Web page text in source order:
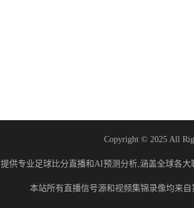
Copyright © 2025 All
提供专业足球比分直播和AI预测分析,涵盖全球各
本站所有直播信号源和视频集锦录像均来